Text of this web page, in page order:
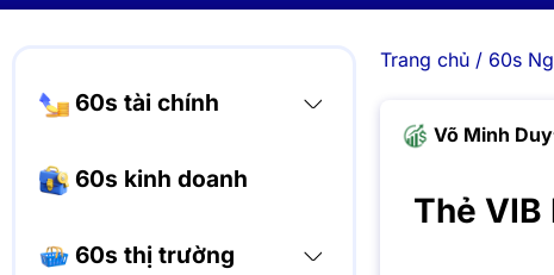
60s tài chính
60s kinh doanh
60s thị trường
Trang chủ/ 60s
Võ Minh Duy
Thẻ VIB